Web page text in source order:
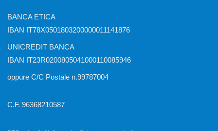
BANCA ETICA
IBAN IT78X0501803200000011141876
UNICREDIT BANCA
IBAN IT23R0200805041000110085946
oppure C/C Postale n.99787004
C.F. 96368210587